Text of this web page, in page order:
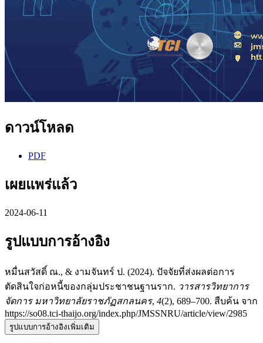
ดาวน์โหลด
PDF
เผยแพร่แล้ว
2024-06-11
รูปแบบการอ้างอิง
หมื่นสวัสดิ์ ณ., & งามจันทร์ ป. (2024). ปัจจัยที่ส่งผลต่อการ
ตัดสินใจก่อหนี้ของกลุ่มประชาชนฐานราก. วารสารวิทยาการ
จัดการ มหาวิทยาลัยราชภัฏสกลนคร, 4(2), 689–700. สืบค้น จาก
https://so08.tci-thaijo.org/index.php/JMSSNRU/article/view/2985
รูปแบบการอ้างอิงเพิ่มเติม